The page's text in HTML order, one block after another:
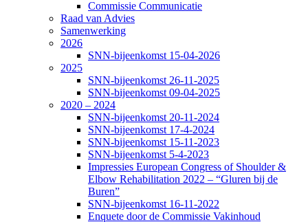
Commissie Communicatie
Raad van Advies
Samenwerking
2026
SNN-bijeenkomst 15-04-2026
2025
SNN-bijeenkomst 26-11-2025
SNN-bijeenkomst 09-04-2025
2020 – 2024
SNN-bijeenkomst 20-11-2024
SNN-bijeenkomst 17-4-2024
SNN-bijeenkomst 15-11-2023
SNN-bijeenkomst 5-4-2023
Impressies European Congress of Shoulder &
Elbow Rehabilitation 2022 – “Gluren bij de
Buren”
SNN-bijeenkomst 16-11-2022
Enquete door de Commissie Vakinhoud